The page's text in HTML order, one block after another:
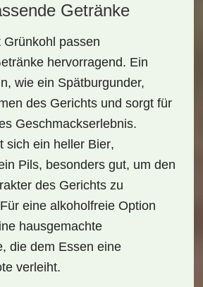
Getränke
passen
hervorragend. Ein
, wie ein Spätburgunder,
des Gerichts und sorgt für
Geschmackserlebnis.
sich ein heller Bier,
Pils, besonders gut, um den
des Gerichts zu
eine alkoholfreie Option
hausgemachte
, die dem Essen eine
verleiht.